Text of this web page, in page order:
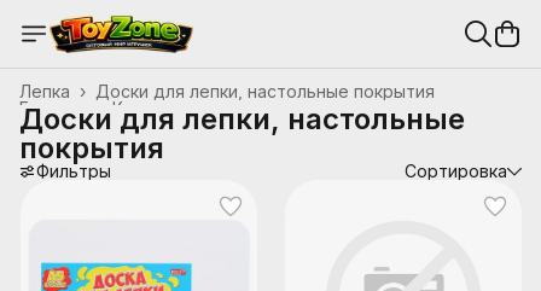
Доски для лепки, настольные покрытия
Лепка ›
Канцтовары, школьные принадлежности
Главная
Доски для лепки, настольные
покрытия
Фильтры Сортировка